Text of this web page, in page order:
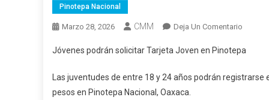
Pinotepa Nacional
Marzo 28, 2026 CMM Deja Un Comentario
Podrán
Tarjeta
Jóvenes podrán solicitar Tarjeta Joven en Pinotepa
Las juventudes de entre 18 y 24 años podrán
pesos en Pinotepa Nacional, Oaxaca.